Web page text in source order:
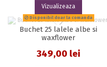
Vizualizeaza
Disponibil doar la comanda
Buchet 25 lalele albe si
waxflower
349,00 lei